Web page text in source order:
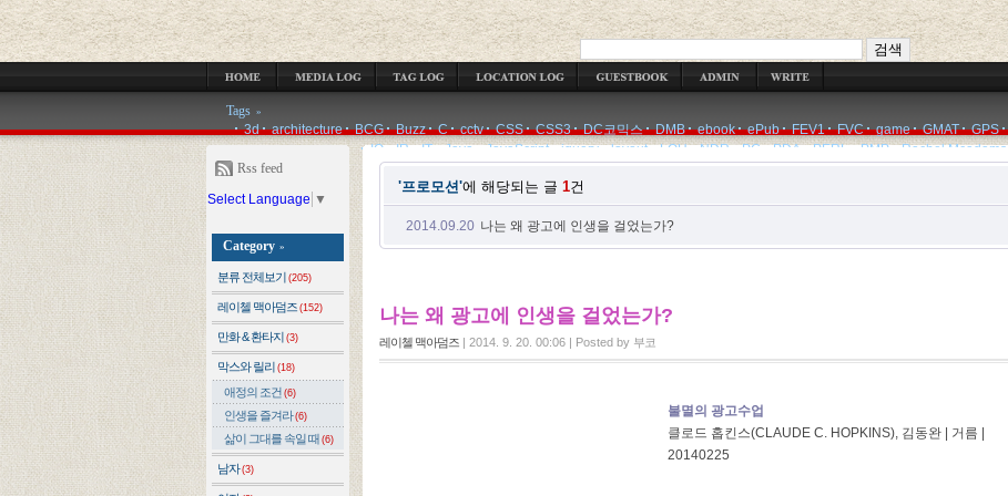
LOCATION LOG GUESTBOOK ADMIN WRITE
Tags »
3d architecture BCG Buzz C cctv CSS CSS3 DC코믹스 DMB ebook ePub FEV1 FVC game GMAT GPS
IQ
IR IT Java JavaScript jquery layout LOH NDR PC PDA PERL PMP Rachel Mcadams
Rss feed
Select Language ▼
Category »
분류 전체보기 (205)
레이첼 맥아덤즈 (152)
만화 & 환타지 (3)
막스와 릴리 (18)
애정의 조건 (6)
인생을 즐겨라(6)
삶이 그대를 속일 때 (6)
남자(3)
'프로모션'에 해당되는 글 1건
2014.09.20 나는 왜 광고에 인생을 걸었는가?
나는 왜 광고에 인생을 걸었는가?
레이첼 맥아덤즈 | 2014. 9. 20. 00:06 | Posted by 부코
불멸의 광고수업
클로드 홉킨스(CLAUDE C. HOPKINS), 김동완 | 거름 |
20140225